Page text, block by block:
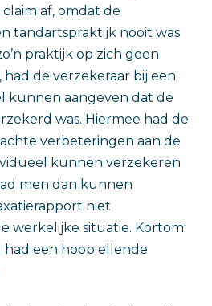
af, omdat de
tandartspraktijk nooit was
praktijk op zich geen
de verzekeraar bij een
kunnen aangeven dat de
was. Hiermee had de
verbeteringen aan de
kunnen verzekeren
men dan kunnen
niet
werkelijke situatie. Kortom:
een hoop ellende